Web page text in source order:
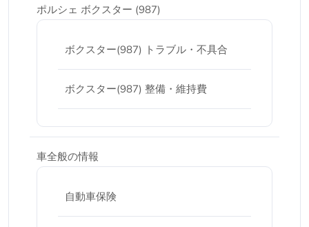
ポルシェ ボクスター (987)
ボクスター(987) トラブル・不具合
ボクスター(987) 整備・維持費
車全般の情報
自動車保険